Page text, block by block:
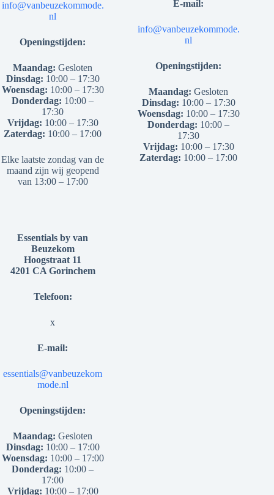
info@vanbeuzekommode.
nl
Openingstijden:
Maandag: Gesloten
Dinsdag: 10:00 – 17:30
Woensdag: 10:00 – 17:30
Donderdag: 10:00 –
17:30
Vrijdag: 10:00 – 17:30
Zaterdag: 10:00 – 17:00
Elke laatste zondag van de
maand zijn wij geopend
van 13:00 – 17:00
E-mail:
info@vanbeuzekommode.
nl
Openingstijden:
Maandag: Gesloten
Dinsdag: 10:00 – 17:30
Woensdag: 10:00 – 17:30
Donderdag: 10:00 –
17:30
Vrijdag: 10:00 – 17:30
Zaterdag: 10:00 – 17:00
Essentials by van
Beuzekom
Hoogstraat 11
4201 CA Gorinchem
Telefoon:
x
E-mail:
essentials@vanbeuzekom
mode.nl
Openingstijden:
Maandag: Gesloten
Dinsdag: 10:00 – 17:00
Woensdag: 10:00 – 17:00
Donderdag: 10:00 –
17:00
Vrijdag: 10:00 – 17:00